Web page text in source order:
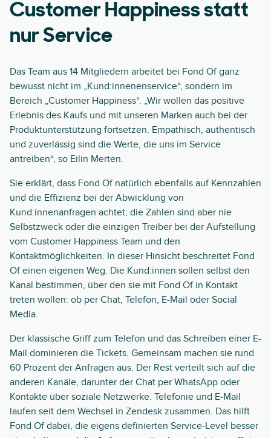
Customer Happiness statt
nur Service
Das Team aus 14 Mitgliedern arbeitet bei Fond Of ganz
bewusst nicht im „Kund:innenenservice“, sondern im
Bereich „Customer Happiness“. „Wir wollen das positive
Erlebnis des Kaufs und mit unseren Marken auch bei der
Produktunterstützung fortsetzen. Empathisch, authentisch
und zuverlässig sind die Werte, die uns im Service
antreiben“, so Eilin Merten.
Sie erklärt, dass Fond Of natürlich ebenfalls auf Kennzahlen
und die Effizienz bei der Abwicklung von
Kund:innenanfragen achtet; die Zahlen sind aber nie
Selbstzweck oder die einzigen Treiber bei der Aufstellung
vom Customer Happiness Team und den
Kontaktmöglichkeiten. In dieser Hinsicht beschreitet Fond
Of einen eigenen Weg. Die Kund:innen sollen selbst den
Kanal bestimmen, über den sie mit Fond Of in Kontakt
treten wollen: ob per Chat, Telefon, E-Mail oder Social
Media.
Der klassische Griff zum Telefon und das Schreiben einer E-
Mail dominieren die Tickets. Gemeinsam machen sie rund
60 Prozent der Anfragen aus. Der Rest verteilt sich auf die
anderen Kanäle, darunter der Chat per WhatsApp oder
Kontakte über soziale Netzwerke. Telefonie und E-Mail
laufen seit dem Wechsel in Zendesk zusammen. Das hilft
Fond Of dabei, die eigens definierten Service-Level besser